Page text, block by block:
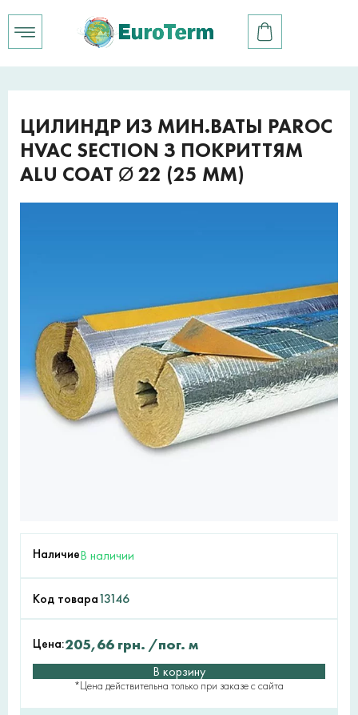
ЦИЛИНДР ИЗ МИН.ВАТЫ PAROC
HVAC SECTION З ПОКРИТТЯМ
ALU COAT Ø 22 (25 ММ)
НаличиеВ наличии
Код товара13146
Цена:205,66 грн. /пог. м
В корзину
*Цена действительна только при заказе с сайта